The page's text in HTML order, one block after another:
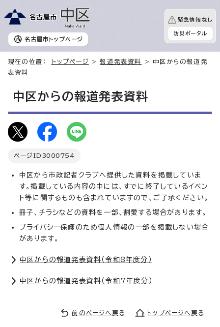
名古屋市 トップページ
緊急情報なし
防災ポータル
現在の位置： トップページ >報道発表資料
> 中区からの報道発
表資料
中区からの報道発表資料
ページID 3000754
中区から市政記者クラブへ提供した資料を掲載していま
す。掲載している内容の中には、すでに終了しているイベン
ト等に関するものも含まれていますので、ご了承ください。
冊子、チラシなどの資料を一部、割愛する場合があります。
プライバシー保護のため個人情報の一部を掲載しない場合
があります。
中区からの報道発表資料（令和8年度分）
中区からの報道発表資料（令和7年度分）
前のページへ戻る トップページへ戻る